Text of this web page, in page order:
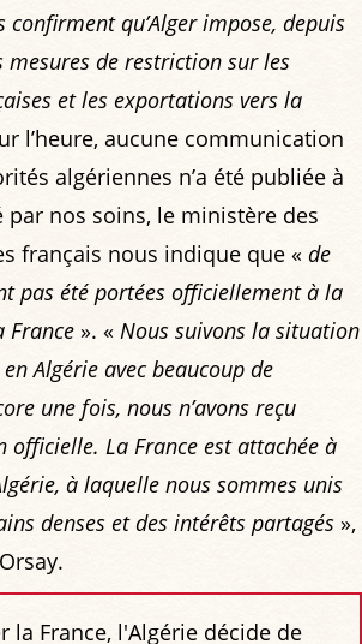
confirment qu’Alger impose, depuis
mesures de restriction sur les
et les exportations vers la
l’heure, aucune communication
algériennes n’a été publiée à
par nos soins, le ministère des
français nous indique que « de
pas été portées officiellement à la
France ». « Nous suivons la situation
Algérie avec beaucoup de
une fois, nous n’avons reçu
officielle. La France est attachée à
à laquelle nous sommes unis
denses et des intérêts partagés »,
la France, l'Algérie décide de